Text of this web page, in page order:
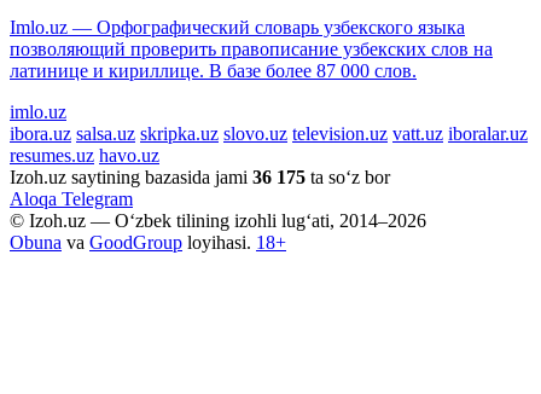
Imlo.uz — Орфографический словарь узбекского языка
позволяющий проверить правописание узбекских слов на
латинице и кириллице. В базе более 87 000 слов.
imlo.uz
ibora.uz salsa.uz skripka.uz slovo.uz television.uz vatt.uz iboralar.uz
resumes.uz havo.uz
Izoh.uz saytining bazasida jami 36 175 ta so‘z bor
Aloqa Telegram
© Izoh.uz — O‘zbek tilining izohli lug‘ati, 2014–2026
Obuna va GoodGroup loyihasi. 18+